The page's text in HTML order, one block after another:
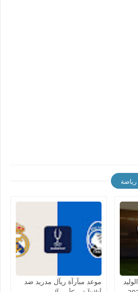
موعد مبآرآة ريآل مدريد ضد